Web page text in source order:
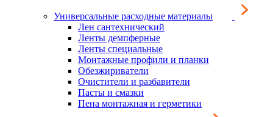
Универсальные расходные материалы
Лен сантехнический
Ленты демпферные
Ленты специальные
Монтажные профили и планки
Обезжириватели
Очистители и разбавители
Пасты и смазки
Пена монтажная и герметики